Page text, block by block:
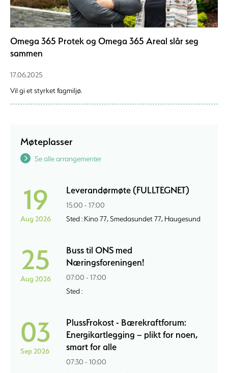
Omega 365 Protek og Omega 365 Areal slår seg
sammen
17.06.2025
Vil gi et styrket fagmiljø.
Møteplasser
Se alle arrangementer
19
Aug 2026
Leverandørmøte (FULLTEGNET)
15:00 - 17:00
Sted : Kino 77, Smedasundet 77, Haugesund
25
Aug 2026
Buss til ONS med
Næringsforeningen!
07:00 - 17:00
Sted :
03
Sep 2026
PlussFrokost - Bærekraftforum:
Energikartlegging – plikt for noen,
smart for alle
07:30 - 10:00